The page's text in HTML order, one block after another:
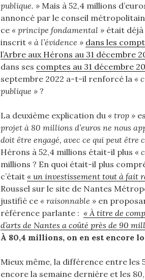
publique. » Mais à 52,4 millions
annoncé par le conseil
ce « principe fondamental » était déjà
inscrit « à l’évidence » dans les
l’Arbre aux Hérons au 31 décembre
dans ses comptes au 31 décembre
septembre 2022 a-t-il renforcé la «
publique » ?
La deuxième explication du « trop »
projet à 80 millions d’euros ne nous
doit être engagé, avec ce qui peut être
Hérons à 52,4 millions était-il plus «
millions ? En quoi était-il plus
c’était « un investissement tout à fait
Roussel sur le site de Nantes
justifié ce « raisonnable » en
référence parlante : « À titre de
d’arts de Nantes a coûté près de 90
À 80,4 millions, on en est encore
Mieux même, la différence entre les
encore la semaine dernière et les